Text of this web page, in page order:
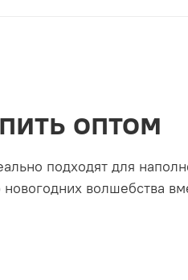
оптом
подходят для
волшебства